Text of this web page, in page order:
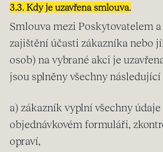
3.3. Kdy je uzavřena smlouva.
Smlouva mezi Poskytovatelem
zajištění účasti zákazníka nebo
osob) na vybrané akci je
jsou splněny všechny
a) zákazník vyplní všechny
objednávkovém formuláři,
opraví,